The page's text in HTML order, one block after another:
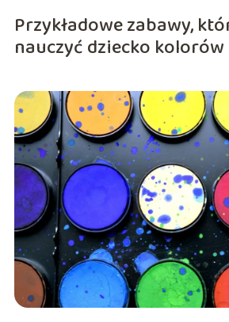
Przykładowe zabawy,
nauczyć dziecko kolorów